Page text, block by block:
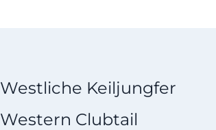
Westliche Keiljungfer
Western Clubtail